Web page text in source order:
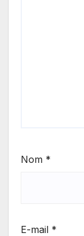
Nom *
E-mail *